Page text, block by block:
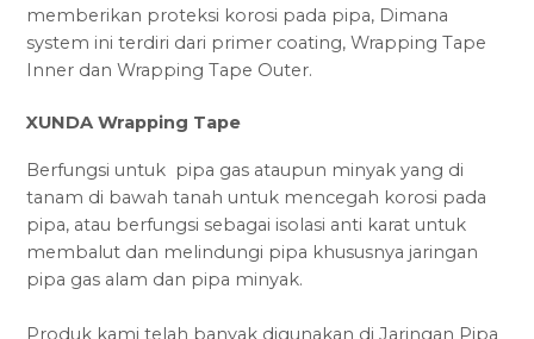
memberikan proteksi korosi pada pipa, Dimana
system ini terdiri dari primer coating, Wrapping Tape
Inner dan Wrapping Tape Outer.
XUNDA Wrapping Tape
Berfungsi untuk pipa gas ataupun minyak yang di
tanam di bawah tanah untuk mencegah korosi pada
pipa, atau berfungsi sebagai isolasi anti karat untuk
membalut dan melindungi pipa khususnya jaringan
pipa gas alam dan pipa minyak.
Produk kami telah banyak digunakan di Jaringan Pipa